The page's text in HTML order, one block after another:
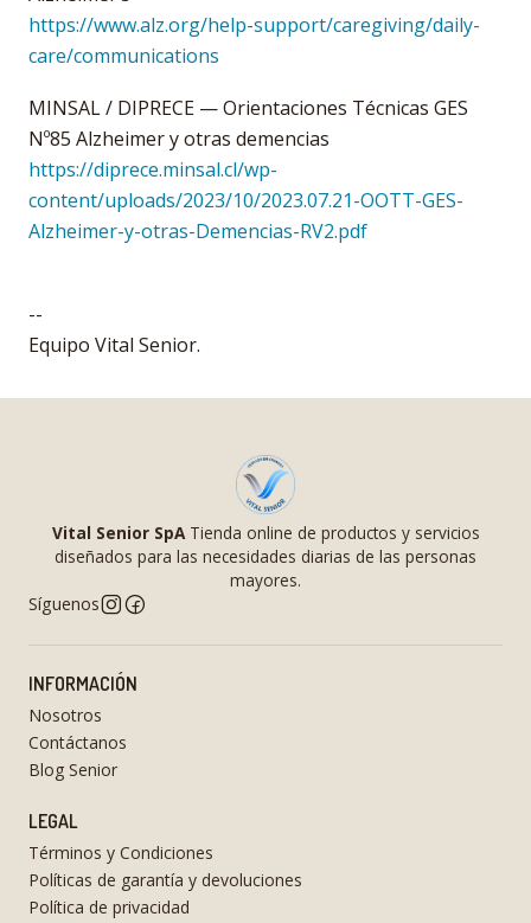
https://www.alz.org/help-support/caregiving/daily-
care/communications
MINSAL / DIPRECE — Orientaciones Técnicas GES
Nº85 Alzheimer y otras demencias
https://diprece.minsal.cl/wp-
content/uploads/2023/10/2023.07.21-OOTT-GES-
Alzheimer-y-otras-Demencias-RV2.pdf
--
Equipo Vital Senior.
Vital Senior SpATienda online de productos y servicios
diseñados para las necesidades diarias de las personas
mayores.
Síguenos
INFORMACIÓN
Nosotros
Contáctanos
Blog Senior
LEGAL
Términos y Condiciones
Políticas de garantía y devoluciones
Política de privacidad